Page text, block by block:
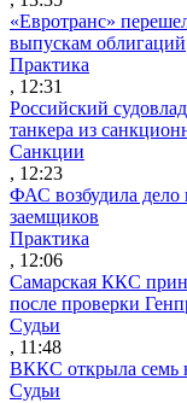
«Евротранс»
выпускам облигаций
Практика
, 12:31
Российский
танкера из
Санкции
, 12:23
ФАС возбудила дело
заемщиков
Практика
, 12:06
Самарская ККС
после проверки
Судьи
, 11:48
ВККС открыла семь
Судьи